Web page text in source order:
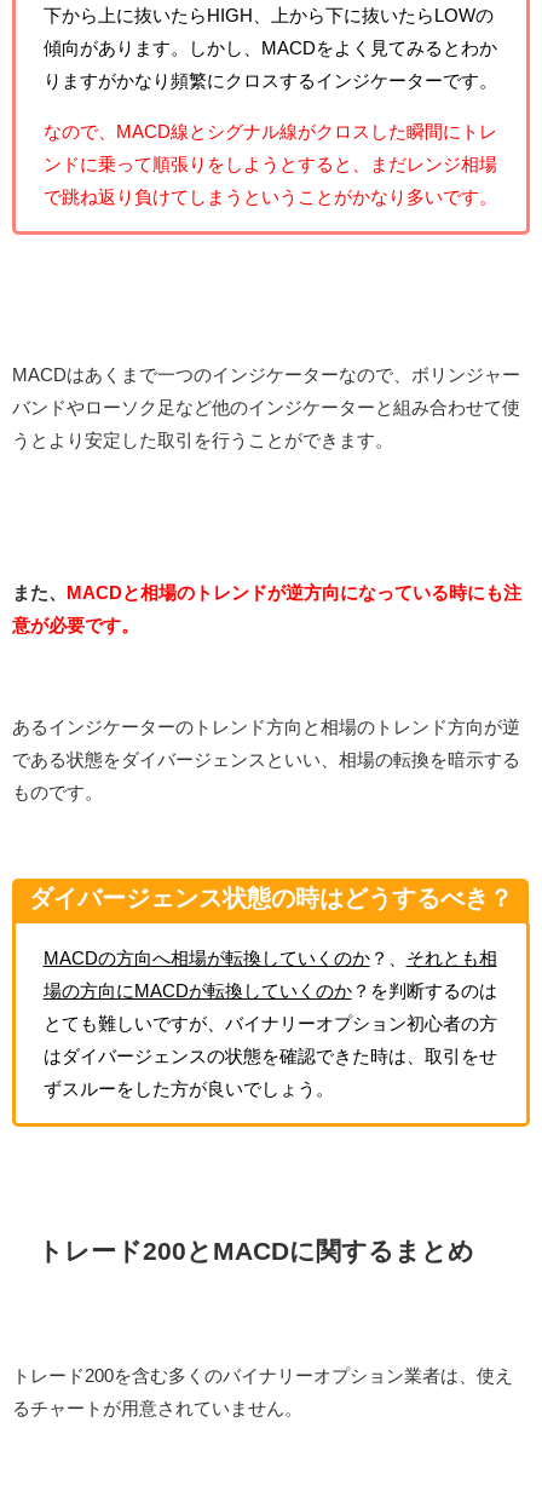
下から上に抜いたらHIGH、上から下に抜いたらLOWの
傾向があります。しかし、MACDをよく見てみるとわか
りますがかなり頻繁にクロスするインジケーターです。
なので、MACD線とシグナル線がクロスした瞬間にトレ
ンドに乗って順張りをしようとすると、まだレンジ相場
で跳ね返り負けてしまうということがかなり多いです。
MACDはあくまで一つのインジケーターなので、ボリンジャー
バンドやローソク足など他のインジケーターと組み合わせて使
うとより安定した取引を行うことができます。
また、
MACDと相場のトレンドが逆方向になっている時にも注
意が必要です。
あるインジケーターのトレンド方向と相場のトレンド方向が逆
である状態をダイバージェンスといい、相場の転換を暗示する
ものです。
ダイバージェンス状態の時はどうするべき？
MACDの方向へ相場が転換していくのか？、 それとも相
場の方向にMACDが転換していくのか？を判断するのは
とても難しいですが、バイナリーオプション初心者の方
はダイバージェンスの状態を確認できた時は、取引をせ
ずスルーをした方が良いでしょう。
トレード200とMACDに関するまとめ
トレード200を含む多くのバイナリーオプション業者は、使え
るチャートが用意されていません。